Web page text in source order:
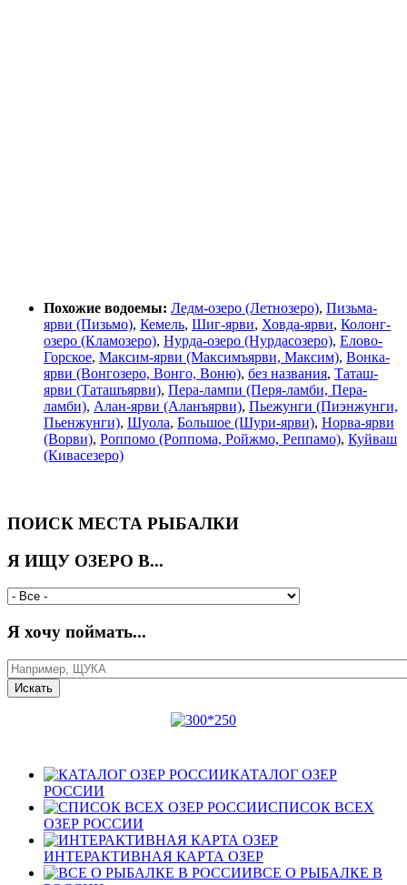
Похожие водоемы: Ледм-озеро (Летнозеро), Пизьма-
ярви (Пизьмо), Кемель, Шиг-ярви, Ховда-ярви, Колонг-
озеро (Кламозеро), Нурда-озеро (Нурдасозеро), Елово-
Горское, Максим-ярви (Максимъярви, Максим), Вонка-
ярви (Вонгозеро, Вонго, Воню), без названия, Таташ-
ярви (Таташъярви), Пера-лампи (Перя-ламби, Пера-
ламби), Алан-ярви (Аланъярви), Пьежунги (Пиэнжунги,
Пьенжунги), Шуола, Большое (Шури-ярви), Норва-ярви
(Ворви), Роппомо (Роппома, Ройжмо, Реппамо), Куйваш
(Кивасезеро)
ПОИСК МЕСТА РЫБАЛКИ
Я ИЩУ ОЗЕРО В...
Я хочу поймать...
КАТАЛОГ ОЗЕР
РОССИИ
СПИСОК ВСЕХ
ОЗЕР РОССИИ
ИНТЕРАКТИВНАЯ КАРТА ОЗЕР
ВСЕ О РЫБАЛКЕ В